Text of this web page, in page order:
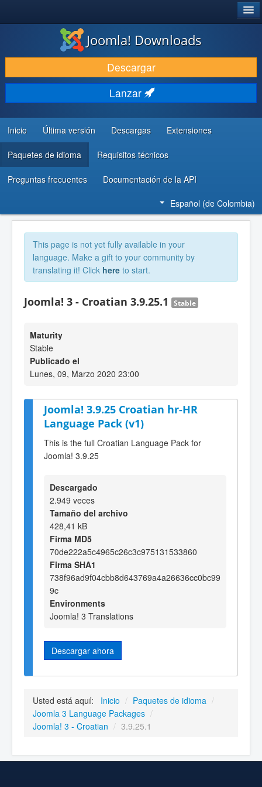
DESCARGAR
DESCUBRE Y APRENDE
COMUNIDAD Y AYUDA
RECURSOS PARA DESARROLLADORES
Joomla! Downloads
Descargar
Lanzar
Inicio Última versión Descargas Extensiones
Paquetes de idioma Requisitos técnicos
Preguntas frecuentes Documentación de la API
Español (de Colombia)
This page is not yet fully available in your
language. Make a gift to your community by
translating it! Click here to start.
Joomla! 3 - Croatian 3.9.25.1 Stable
Maturity
Stable
Publicado el
Lunes, 09, Marzo 2020 23:00
Joomla! 3.9.25 Croatian hr-HR
Language Pack (v1)
This is the full Croatian Language Pack for
Joomla! 3.9.25
Descargado
2.949 veces
Tamaño del archivo
428,41 kB
Firma MD5
70de222a5c4965c26c3c975131533860
Firma SHA1
738f96ad9f04cbb8d643769a4a26636cc0bc99
9c
Environments
Joomla! 3 Translations
Descargar ahora
Usted está aquí: Inicio / Paquetes de idioma /
Joomla 3 Language Packages /
Joomla! 3 - Croatian / 3.9.25.1